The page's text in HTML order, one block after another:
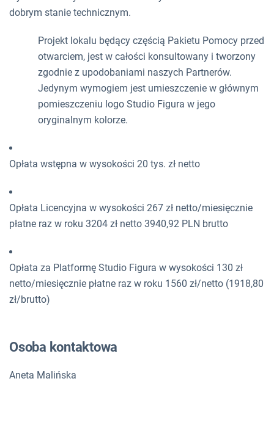
dobrym stanie technicznym.
Projekt lokalu będący częścią Pakietu Pomocy przed
otwarciem, jest w całości konsultowany i tworzony
zgodnie z upodobaniami naszych Partnerów.
Jedynym wymogiem jest umieszczenie w głównym
pomieszczeniu logo Studio Figura w jego
oryginalnym kolorze.
Opłata wstępna w wysokości 20 tys. zł netto
Opłata Licencyjna w wysokości 267 zł netto/miesięcznie
płatne raz w roku 3204 zł netto 3940,92 PLN brutto
Opłata za Platformę Studio Figura w wysokości 130 zł
netto/miesięcznie płatne raz w roku 1560 zł/netto (1918,80
zł/brutto)
Osoba kontaktowa
Aneta Malińska